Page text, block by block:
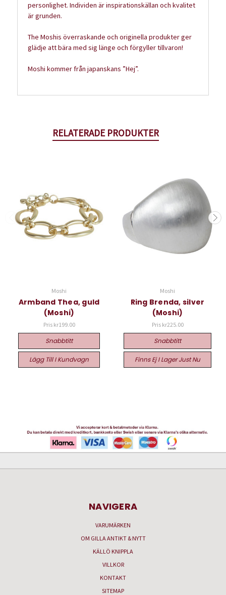
personlighet. Individen är inspirationskällan och kvalitet
är grunden.
The Moshis överraskande och originella produkter ger
glädje att bära med sig länge och förgyller tillvaron!
Moshi kommer från japanskans ”Hej”.
RELATERADE PRODUKTER
Moshi
Armband Thea, guld
(Moshi)
Pris kr199.00
Snabbtitt
Lägg Till I Kundvagn
Moshi
Ring Brenda, silver
(Moshi)
Pris kr225.00
Snabbtitt
Finns Ej I Lager Just Nu
NAVIGERA
VARUMÄRKEN
OM GILLA ANTIKT & NYTT
KÄLLÖ KNIPPLA
VILLKOR
KONTAKT
SITEMAP